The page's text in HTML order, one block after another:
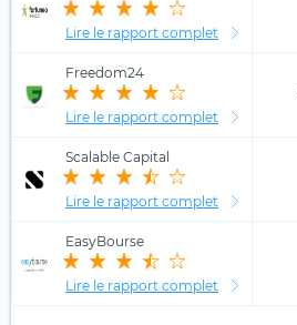
Lire le rapport complet
Freedom24
Lire le rapport complet
Scalable Capital
Lire le rapport complet
EasyBourse
Lire le rapport complet